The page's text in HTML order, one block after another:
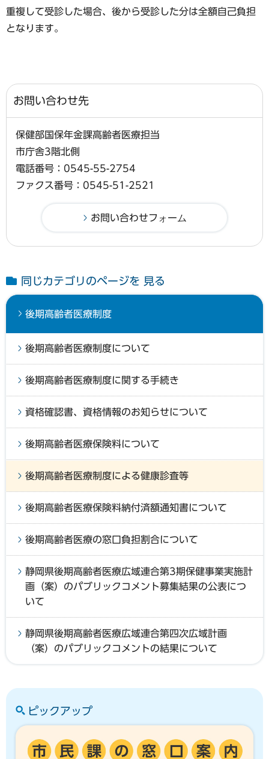
重複して受診した場合、後から受診した分は全額自己負担
となります。
お問い合わせ先
保健部国保年金課高齢者医療担当
市庁舎3階北側
電話番号：0545-55-2754
ファクス番号：0545-51-2521
同じカテゴリのページを 見る
後期高齢者医療制度
後期高齢者医療制度について
後期高齢者医療制度に関する手続き
資格確認書、資格情報のお知らせについて
後期高齢者医療保険料について
後期高齢者医療制度による健康診査等
後期高齢者医療保険料納付済額通知書について
後期高齢者医療の窓口負担割合について
静岡県後期高齢者医療広域連合第3期保健事業実施計
画（案）のパブリックコメント募集結果の公表につ
いて
静岡県後期高齢者医療広域連合第四次広域計画
（案）のパブリックコメントの結果について
ピックアップ